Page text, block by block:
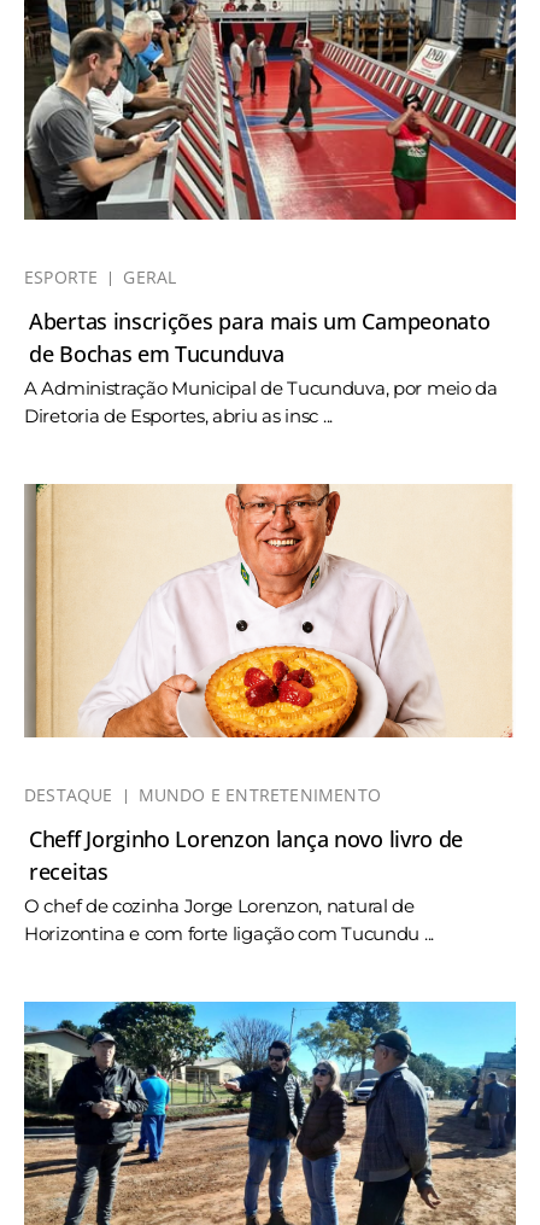
ESPORTE GERAL
Abertas inscrições para mais um Campeonato
de Bochas em Tucunduva
A Administração Municipal de Tucunduva, por meio da
Diretoria de Esportes, abriu as insc ...
DESTAQUE MUNDO E ENTRETENIMENTO
Cheff Jorginho Lorenzon lança novo livro de
receitas
O chef de cozinha Jorge Lorenzon, natural de
Horizontina e com forte ligação com Tucundu ...